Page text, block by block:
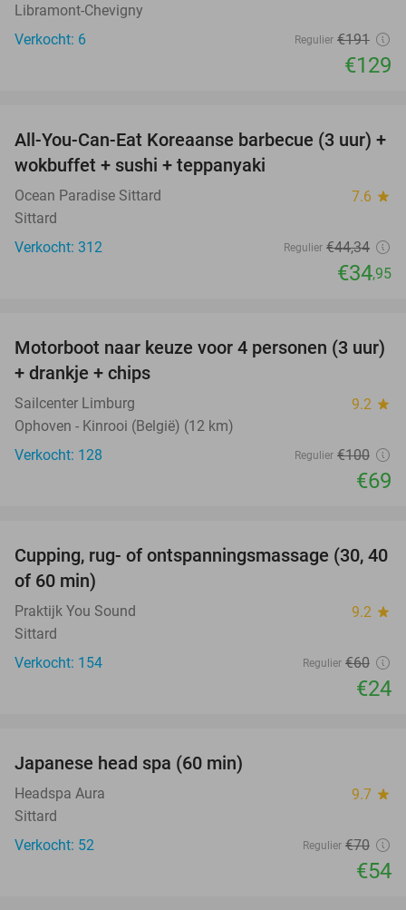
Libramont-Chevigny
Verkocht: 6
Regulier €191
€129
21%
All-You-Can-Eat Koreaanse barbecue (3 uur) +
wokbuffet + sushi + teppanyaki
Ocean Paradise Sittard 7.6 star
Sittard
Verkocht: 312
Regulier €44,34
€34,95
31%
Motorboot naar keuze voor 4 personen (3 uur)
+ drankje + chips
Sailcenter Limburg 9.2 star
Ophoven - Kinrooi (België) (12 km)
Verkocht: 128
Regulier €100
€69
60%
Cupping, rug- of ontspanningsmassage (30, 40
of 60 min)
Praktijk You Sound 9.2 star
Sittard
Verkocht: 154
Regulier €60
€24
Japanese head spa (60 min)
Headspa Aura 9.7 star
Sittard
Verkocht: 52
Regulier €70
€54